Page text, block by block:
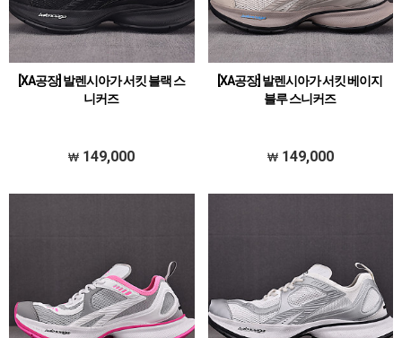
[XA공장] 발렌시아가 서킷 블랙 스
니커즈
149,000
[XA공장] 발렌시아가 서킷 베이지
블루 스니커즈
149,000